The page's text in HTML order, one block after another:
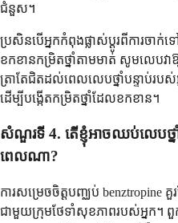
ជំនួស។
ប្រសិនបើអ្នកកំពុងផ្លាស់ប្តូរពីការចាក់
ខកខានកម្រិតថ្នាំតាមមាត់ សូមលេបវា
ត្រាតែជិតដល់ពេលលេបថ្នាំបន្ទាប់រប
ដើម្បីបង្កើតកម្រិតថ្នាំដែលខកខាន។
សំណួរទី 4. តើខ្ញុំអាចឈប់លេបថ្ន
ពេលណា?
ការសម្រេចចិត្តបញ្ឈប់ benztropine គួ
ជាមួយក្រុមថែទាំសុខភាពរបស់អ្នក។ ពួក